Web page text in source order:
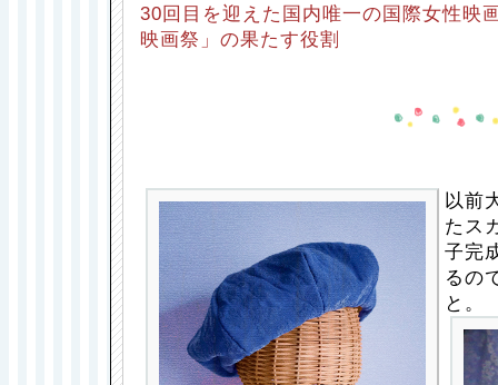
30回目を迎えた国内唯一の国際女性映
映画祭」の果たす役割
以前
たス
子完
るの
と。